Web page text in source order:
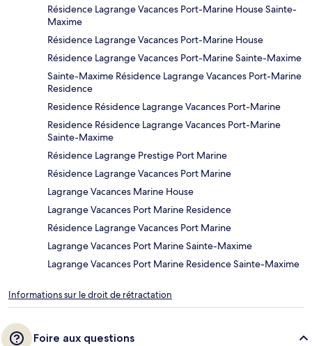
Résidence Lagrange Vacances Port-Marine House Sainte-
Maxime
Résidence Lagrange Vacances Port-Marine House
Résidence Lagrange Vacances Port-Marine Sainte-Maxime
Sainte-Maxime Résidence Lagrange Vacances Port-Marine
Residence
Residence Résidence Lagrange Vacances Port-Marine
Residence Résidence Lagrange Vacances Port-Marine
Sainte-Maxime
Résidence Lagrange Prestige Port Marine
Résidence Lagrange Vacances Port Marine
Lagrange Vacances Marine House
Lagrange Vacances Port Marine Residence
Résidence Lagrange Vacances Port Marine
Lagrange Vacances Port Marine Sainte-Maxime
Lagrange Vacances Port Marine Residence Sainte-Maxime
Informations sur le droit de rétractation
Foire aux questions